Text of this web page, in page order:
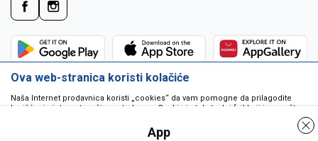
Ova web-stranica koristi kolačiće
Naša Internet prodavnica koristi „cookies“ da vam pomogne da prilagodite
korišćenje interneta vašim potrebama. Cookie je tekstualni fajl koji je smešten
da pokrenu program ili da isporuče virus vašem računaru. Cookie-i su
jedinstveno dodeljeni vama, i jedino mogu biti pročitani od strane web servera
App